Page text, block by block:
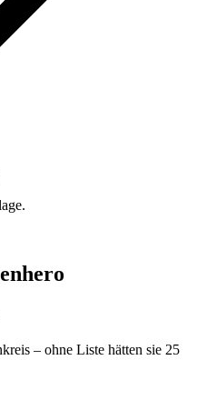
– ohne Liste hätten sie 25